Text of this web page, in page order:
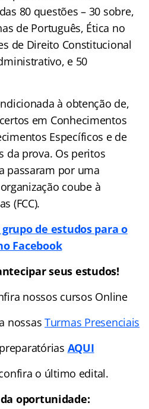
80 questões – 30 sobre,
de Português, Ética no
de Direito Constitucional
e 50
à obtenção de,
em Conhecimentos
Específicos e de
da prova. Os peritos
passaram por uma
coube à
(FCC).
de estudos para o
Facebook
seus estudos!
nossos cursos Online
nossasTurmas Presenciais
preparatórias AQUI
o último edital.
oportunidade: